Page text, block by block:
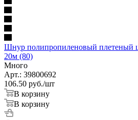
Шнур полипропиленовый плетеный
20м (80)
Много
Арт.: 39800692
106.50 руб./шт
В корзину
В корзину